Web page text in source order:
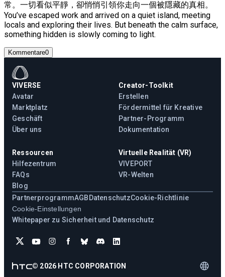
常。一切看似平靜，卻悄悄引領你走向一個被隱藏的真相。
You’ve escaped work and arrived on a quiet island, meeting
locals and exploring their lives. But beneath the calm surface,
something hidden is slowly coming to light.
Kommentare0
VIVERSE
Avatar
Marktplatz
Geschäft
Über uns
Creator-Toolkit
Erstellen
Fördermittel für Kreative
Partner-Programm
Dokumentation
Ressourcen
Hilfezentrum
FAQs
Blog
Virtuelle Realität (VR)
VIVEPORT
VR-Welten
PartnerprogrammAGBDatenschutzCookie-Richtlinie
Cookie-Einstellungen
Whitepaper zu Sicherheit und Datenschutz
© 2026 HTC CORPORATION